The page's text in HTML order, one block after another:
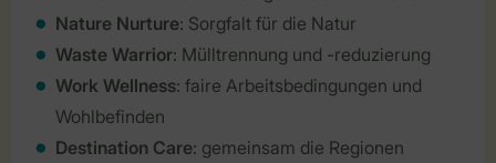
Nature Nurture: Sorgfalt für die Natur
Waste Warrior: Mülltrennung und -reduzierung
Work Wellness: faire Arbeitsbedingungen und
Wohlbefinden
Destination Care: gemeinsam die Regionen